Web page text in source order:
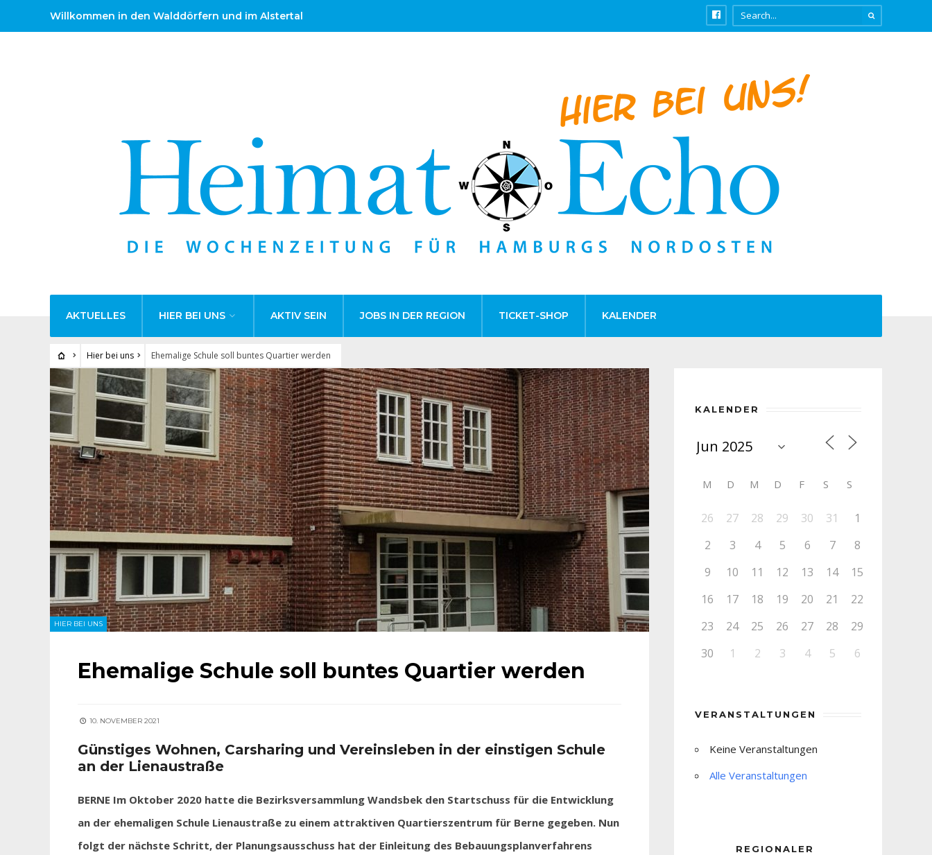
Willkommen in den Walddörfern und im Alstertal
AKTUELLES HIER BEI UNS AKTIV SEIN JOBS IN DER REGION TICKET-SHOP KALENDER
Hier bei uns Ehemalige Schule soll buntes Quartier werden
HIER BEI UNS
Ehemalige Schule soll buntes Quartier werden
10. NOVEMBER 2021
Günstiges Wohnen, Carsharing und Vereinsleben in der einstigen Schule
an der Lienaustraße
BERNE Im Oktober 2020 hatte die Bezirksversammlung Wandsbek den Startschuss für die Entwicklung
an der ehemaligen Schule Lienaustraße zu einem attraktiven Quartierszentrum für Berne gegeben. Nun
folgt der nächste Schritt, der Planungsausschuss hat der Einleitung des Bebauungsplanverfahrens
KALENDER
M D M D F S S
26 27 28 29 30 31
1
2
3 4 5 6 7
8
9
10 11 12 13 14
15
16
17 18 19 20 21
22
23
24 25 26 27 28
29
30
1 2 3 4 5 6
VERANSTALTUNGEN
Keine Veranstaltungen
Alle Veranstaltungen
REGIONALER